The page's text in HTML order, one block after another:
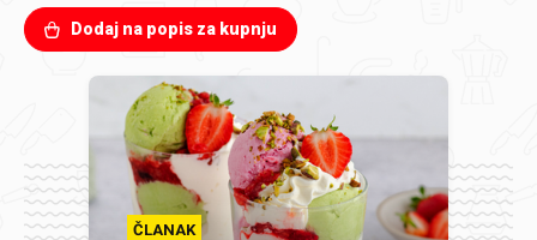
Dodaj na popis za kupnju
ČLANAK